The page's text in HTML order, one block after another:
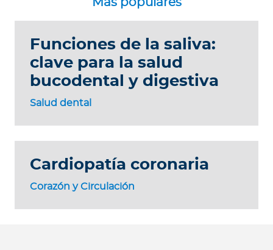
Salud dental
Funciones de la saliva:
clave para la salud
bucodental y digestiva
Corazón y Circulación
Cardiopatía coronaria